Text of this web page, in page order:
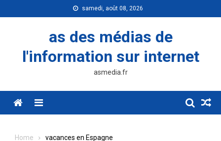
to
samedi, août 08, 2026
as des médias de
l'information sur internet
asmedia.fr
Menu
Home vacances en Espagne